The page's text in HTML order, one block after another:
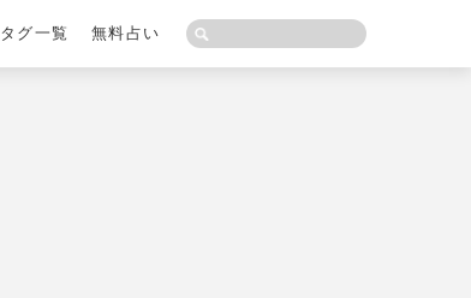
タグ一覧 無料占い